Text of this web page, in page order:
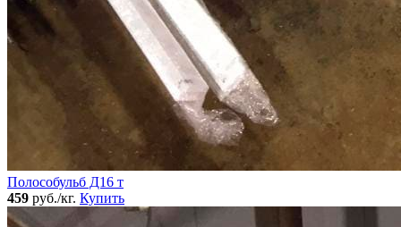
Полособульб Д16 т
459 руб./кг. Купить